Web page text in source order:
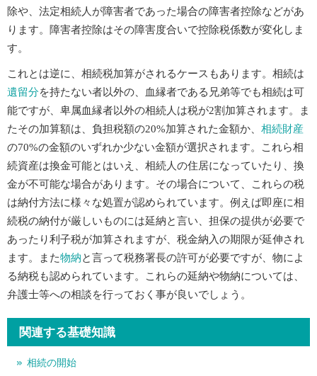
除や、法定相続人が障害者であった場合の障害者控除などがあ
ります。障害者控除はその障害度合いで控除税係数が変化しま
す。
これとは逆に、相続税加算がされるケースもあります。相続は
遺留分を持たない者以外の、血縁者である兄弟等でも相続は可
能ですが、卑属血縁者以外の相続人は税が2割加算されます。ま
たその加算額は、負担税額の20%加算された金額か、 相続財産
の70%の金額のいずれか少ない金額が選択されます。これら相
続資産は換金可能とはいえ、相続人の住居になっていたり、換
金が不可能な場合があります。その場合について、これらの税
は納付方法に様々な処置が認められています。例えば即座に相
続税の納付が厳しいものには延納と言い、担保の提供が必要で
あったり利子税が加算されますが、税金納入の期限が延伸され
ます。また物納と言って税務署長の許可が必要ですが、物によ
る納税も認められています。これらの延納や物納については、
弁護士等への相談を行っておく事が良いでしょう。
関連する基礎知識
相続の開始